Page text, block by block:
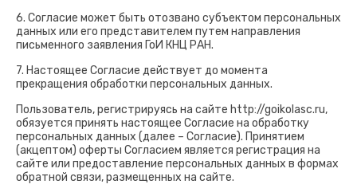
6. Согласие может быть отозвано субъектом персональных
данных или его представителем путем направления
письменного заявления ГоИ КНЦ РАН.
7. Настоящее Согласие действует до момента
прекращения обработки персональных данных.
Пользователь, регистрируясь на сайте http://goikolasc.ru,
обязуется принять настоящее Согласие на обработку
персональных данных (далее – Согласие). Принятием
(акцептом) оферты Согласием является регистрация на
сайте или предоставление персональных данных в формах
обратной связи, размещенных на сайте.